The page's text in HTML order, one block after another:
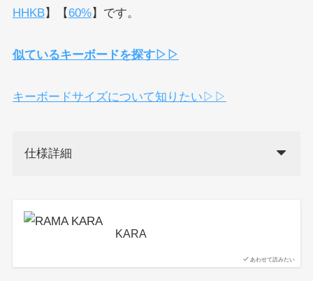
HHKB】【 60%】です。
似ているキーボードを探す▷▷
キーボードサイズについて知りたい▷▷
仕様詳細
あわせて読みたい
KARA